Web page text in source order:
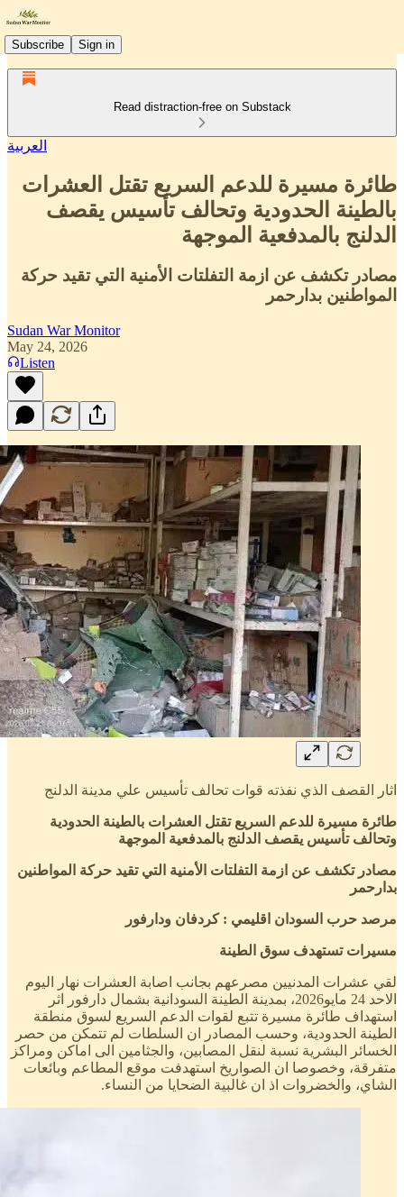
Subscribe Sign in
Read distraction-free on Substack
العربية
طائرة مسيرة للدعم السريع تقتل العشرات
بالطينة الحدودية وتحالف تأسيس يقصف
الدلنج بالمدفعية الموجهة
مصادر تكشف عن ازمة التفلتات الأمنية التي تقيد حركة
المواطنين بدارحمر
Sudan War Monitor
May 24, 2026
Listen
اثار القصف الذي نفذته قوات تحالف تأسيس علي مدينة الدلنج
طائرة مسيرة للدعم السريع تقتل العشرات بالطينة الحدودية
وتحالف تأسيس يقصف الدلنج بالمدفعية الموجهة
مصادر تكشف عن ازمة التفلتات الأمنية التي تقيد حركة المواطنين
بدارحمر
مرصد حرب السودان اقليمي : كردفان ودارفور
مسيرات تستهدف سوق الطينة
لقي عشرات المدنيين مصرعهم بجانب اصابة العشرات نهار اليوم
الاحد 24 مايو2026، بمدينة الطينة السودانية بشمال دارفور اثر
استهداف طائرة مسيرة تتبع لقوات الدعم السريع لسوق منطقة
الطينة الحدودية، وحسب المصادر ان السلطات لم تتمكن من حصر
الخسائر البشرية نسبة لنقل المصابين، والجثامين الى اماكن ومراكز
متفرقة، وخصوصا ان الصواريخ استهدفت موقع المطاعم وبائعات
الشاي، والخضروات اذ ان غالبية الضحايا من النساء.